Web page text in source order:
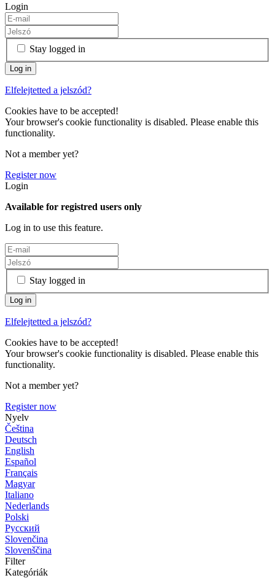
Login
Stay logged in
Elfelejtetted a jelszód?
Cookies have to be accepted!
Your browser's cookie functionality is disabled. Please enable this
functionality.
Not a member yet?
Register now
Login
Available for registred users only
Log in to use this feature.
Stay logged in
Elfelejtetted a jelszód?
Cookies have to be accepted!
Your browser's cookie functionality is disabled. Please enable this
functionality.
Not a member yet?
Register now
Nyelv
Čeština
Deutsch
English
Español
Français
Magyar
Italiano
Nederlands
Polski
Русский
Slovenčina
Slovenščina
Filter
Kategóriák